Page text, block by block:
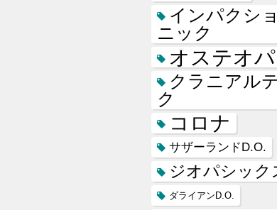
インパクシ
ニック
オステオ
クラニアル
ク
コロナ
サザーランドD.O.
ジオパシック
ダライアンD.O.